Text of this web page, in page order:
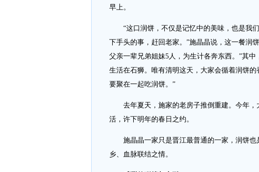
早上。
“这口润饼，不仅是记忆中的美味，也是我
下手头的事，赶回老家。”施晶晶说，这一餐润
父亲一辈兄弟姐妹5人，为生计各奔东西。”其
生活在石狮。唯有清明这天，大家会循着润饼
要聚在一起吃润饼。”
去年夏天，施家的老房子推倒重建。今年，
活，许下明年的春日之约。
施晶晶一家只是晋江最普通的一家，润饼也
乡、血脉联结之情。